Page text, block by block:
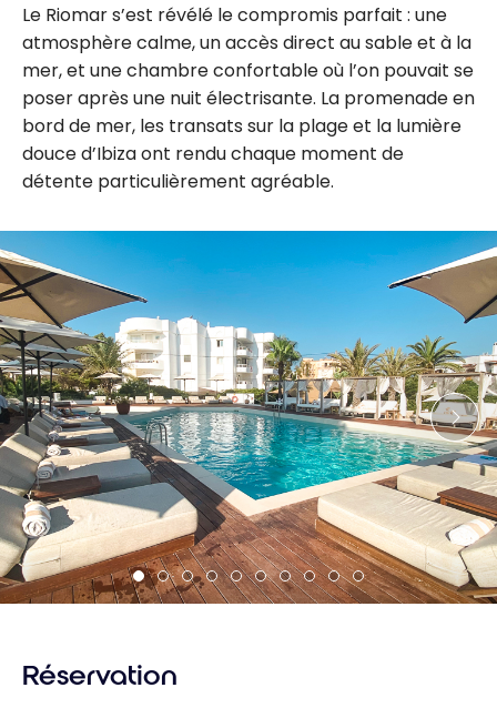
Le Riomar s’est révélé le compromis parfait : une
atmosphère calme, un accès direct au sable et à la
mer, et une chambre confortable où l’on pouvait se
poser après une nuit électrisante. La promenade en
bord de mer, les transats sur la plage et la lumière
douce d’Ibiza ont rendu chaque moment de
détente particulièrement agréable.
Réservation